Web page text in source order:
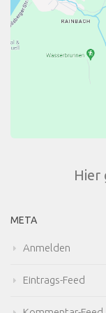
Hier
META
Anmelden
Eintrags-Feed